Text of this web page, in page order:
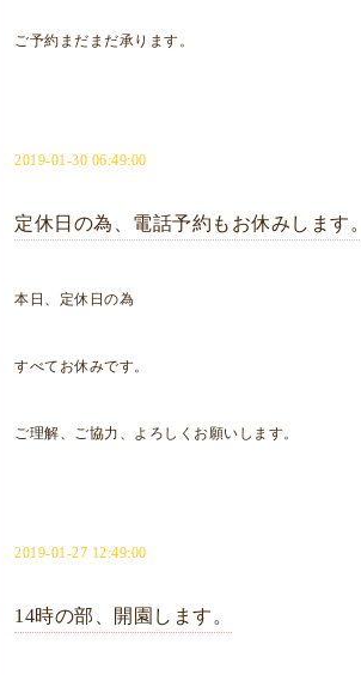
ご予約まだまだ承ります。
2019-01-30 06:49:00
定休日の為、電話予約もお休みします。
本日、定休日の為
すべてお休みです。
ご理解、ご協力、よろしくお願いします。
2019-01-27 12:49:00
14時の部、開園します。